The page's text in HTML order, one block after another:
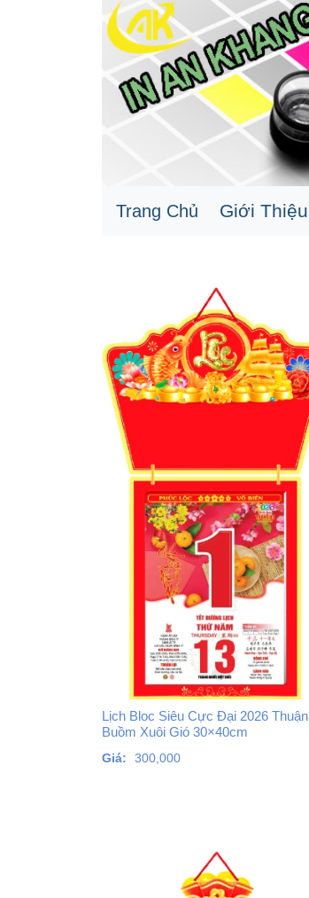
Trang Chủ Giới Thiệu
Lịch Bloc Siêu Cực Đại 2026 Thuận
Buồm Xuôi Gió 30×40cm
Giá: 300,000